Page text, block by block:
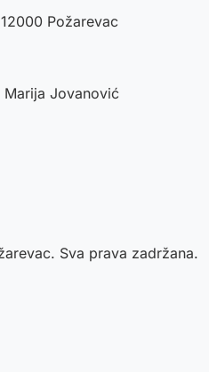
Požarevac
Jovanović
Sva prava zadržana.